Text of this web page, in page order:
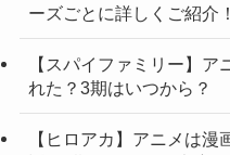
ーズごとに詳しくご紹介！
【スパイファミリー】
れた？3期はいつから？
【ヒロアカ】アニメは